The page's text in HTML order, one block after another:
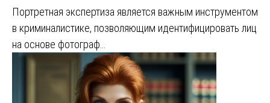
Портретная экспертиза является важным инструментом
в криминалистике, позволяющим идентифицировать лиц
на основе фотограф…